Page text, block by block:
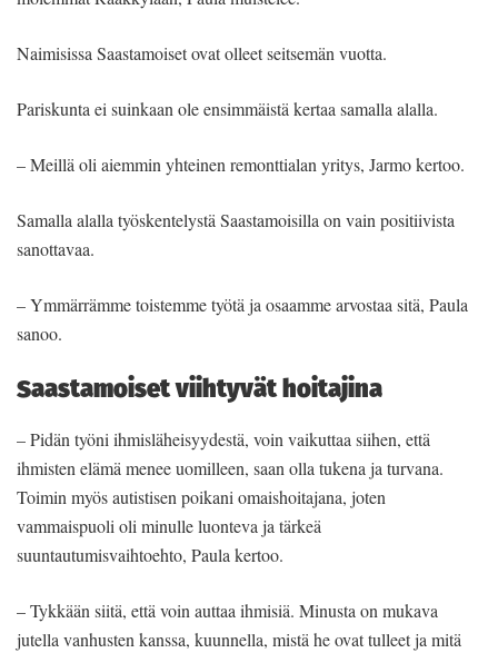
Naimisissa Saastamoiset ovat olleet seitsemän vuotta.
Pariskunta ei suinkaan ole ensimmäistä kertaa samalla alalla.
– Meillä oli aiemmin yhteinen remonttialan yritys, Jarmo kertoo.
Samalla alalla työskentelystä Saastamoisilla on vain positiivista
sanottavaa.
– Ymmärrämme toistemme työtä ja osaamme arvostaa sitä, Paula
sanoo.
Saastamoiset viihtyvät hoitajina
– Pidän työni ihmisläheisyydestä, voin vaikuttaa siihen, että
ihmisten elämä menee uomilleen, saan olla tukena ja turvana.
Toimin myös autistisen poikani omaishoitajana, joten
vammaispuoli oli minulle luonteva ja tärkeä
suuntautumisvaihtoehto, Paula kertoo.
– Tykkään siitä, että voin auttaa ihmisiä. Minusta on mukava
jutella vanhusten kanssa, kuunnella, mistä he ovat tulleet ja mitä